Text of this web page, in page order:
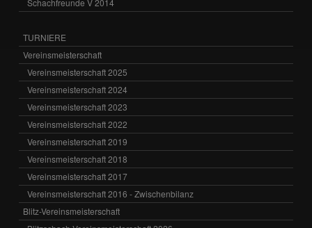
Schachfreunde V 2014
TURNIERE
Vereinsmeisterschaft
Vereinsmeisterschaft 2025
Vereinsmeisterschaft 2024
Vereinsmeisterschaft 2023
Vereinsmeisterschaft 2022
Vereinsmeisterschaft 2019
Vereinsmeisterschaft 2018
Vereinsmeisterschaft 2017
Vereinsmeisterschaft 2016 - Zwischenbilanz
Blitz-Vereinsmeisterschaft